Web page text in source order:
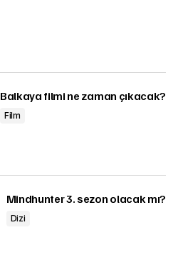
Balkaya filmi ne zaman çıkacak?
Film
Mindhunter 3. sezon olacak mı?
Dizi